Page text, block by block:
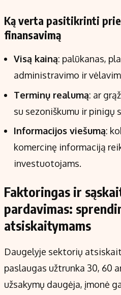
Ką verta pasitikrinti
finansavimą
Visą kainą: palūkanas,
administravimo ir
Terminų realumą: ar
su sezoniškumu ir pinigų
Informacijos viešumą:
komercinę informaciją
investuotojams.
Faktoringas ir
pardavimas:
atsiskaitymams
Daugelyje sektorių
paslaugas užtrunka 30, 60
užsakymų daugėja, įmonė